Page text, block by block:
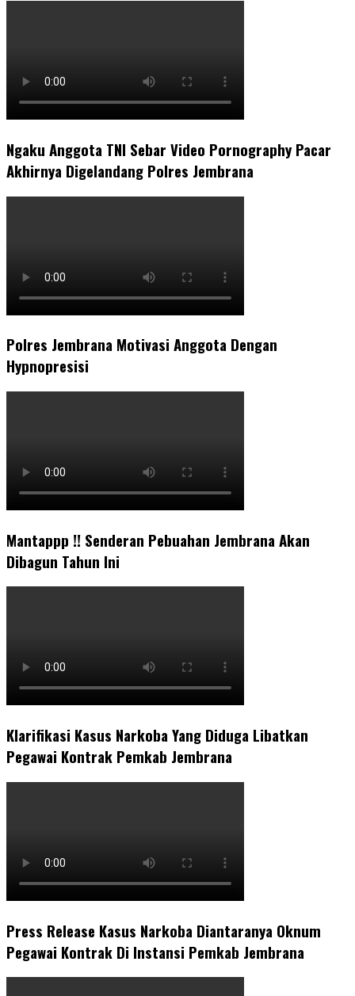
Ngaku Anggota TNI Sebar Video Pornography Pacar
Akhirnya Digelandang Polres Jembrana
Polres Jembrana Motivasi Anggota Dengan
Hypnopresisi
Mantappp !! Senderan Pebuahan Jembrana Akan
Dibagun Tahun Ini
Klarifikasi Kasus Narkoba Yang Diduga Libatkan
Pegawai Kontrak Pemkab Jembrana
Press Release Kasus Narkoba Diantaranya Oknum
Pegawai Kontrak Di Instansi Pemkab Jembrana